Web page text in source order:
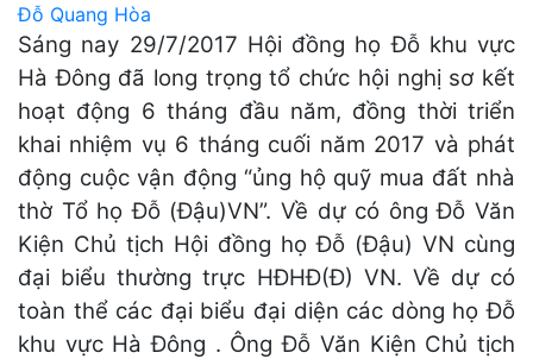
Đỗ Quang Hòa
Sáng nay 29/7/2017 Hội đồng họ Đỗ khu vực
Hà Đông đã long trọng tổ chức hội nghị sơ kết
hoạt động 6 tháng đầu năm, đồng thời triển
khai nhiệm vụ 6 tháng cuối năm 2017 và phát
động cuộc vận động “ủng hộ quỹ mua đất nhà
thờ Tổ họ Đỗ (Đậu)VN”. Về dự có ông Đỗ Văn
Kiện Chủ tịch Hội đồng họ Đỗ (Đậu) VN cùng
đại biểu thường trực HĐHĐ(Đ) VN. Về dự có
toàn thể các đại biểu đại diện các dòng họ Đỗ
khu vực Hà Đông . Ông Đỗ Văn Kiện Chủ tịch